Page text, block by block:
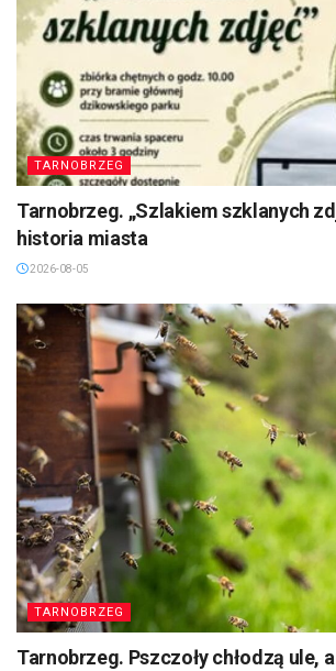
TARNOBRZEG
Tarnobrzeg. „Szlakiem szklanych
historia miasta
2026-08-05
TARNOBRZEG
Tarnobrzeg. Pszczoły chłodzą ule,